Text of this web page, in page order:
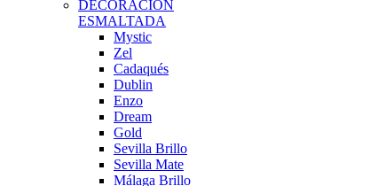
DECORACIÓN
ESMALTADA
Mystic
Zel
Cadaqués
Dublin
Enzo
Dream
Gold
Sevilla Brillo
Sevilla Mate
Málaga Brillo